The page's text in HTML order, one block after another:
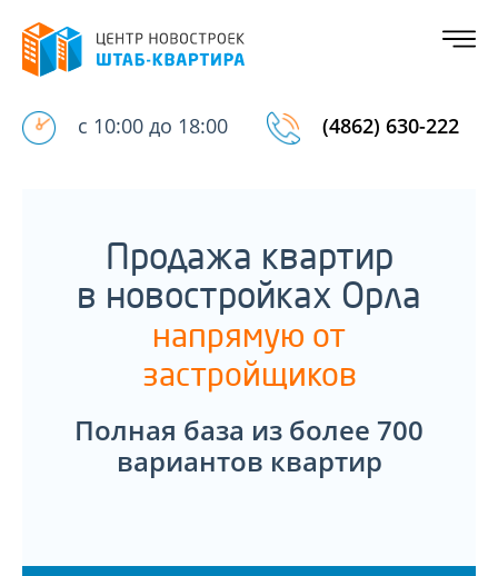
с 10:00 до 18:00 (4862) 630-222
Продажа квартир
в новостройках Орла
напрямую от
застройщиков
Полная база из более 700
вариантов квартир